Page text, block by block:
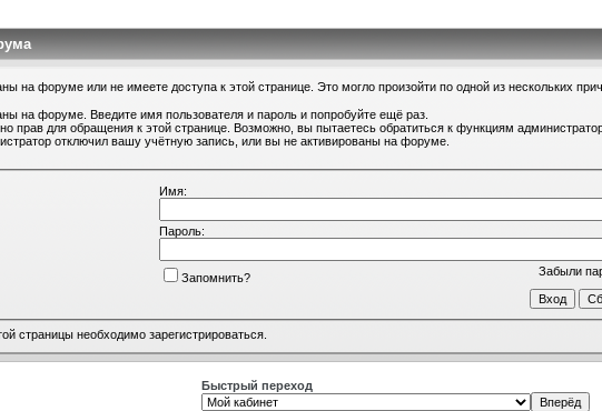
на форуме или не имеете доступа к этой странице. Это могло произойти по одной из нескольких
на форуме. Введите имя пользователя и пароль и попробуйте ещё раз.
прав для обращения к этой странице. Возможно, вы пытаетесь обратиться к функциям
отключил вашу учётную запись, или вы не активированы на форуме.
Имя:
Пароль:
Забыли
Запомнить?
страницы необходимо зарегистрироваться
Быстрый переход